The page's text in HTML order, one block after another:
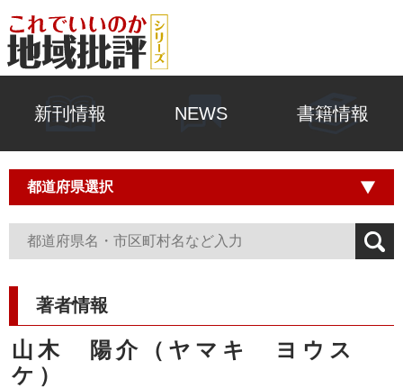
新刊情報 NEWS 書籍情報
著者情報
山木 陽介（ヤマキ ヨウス
ケ）